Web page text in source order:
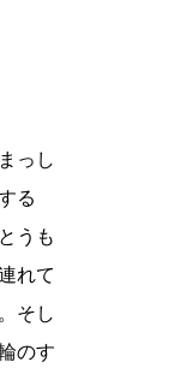
っし
る
うも
れて
そし
のす